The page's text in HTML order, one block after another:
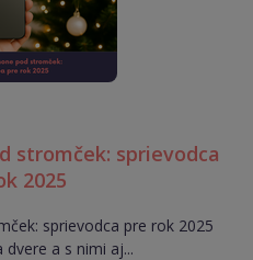
stromček: sprievodca
2025
sprievodca pre rok 2025
dvere a s nimi aj...